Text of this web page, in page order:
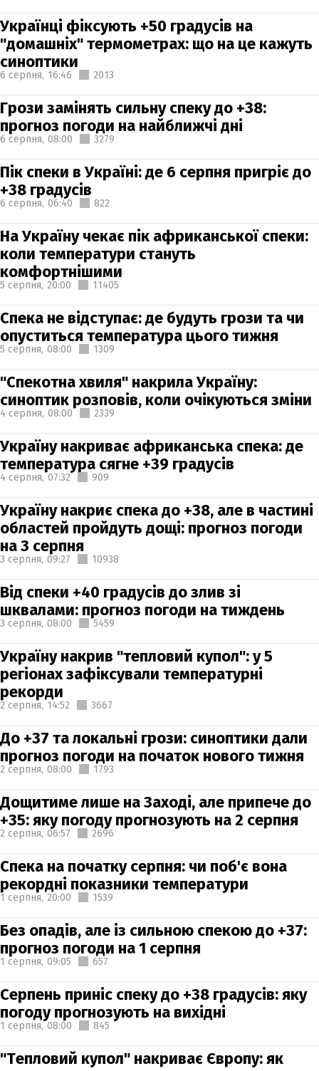
Українці фіксують +50 градусів на
"домашніх" термометрах: що на це кажуть
синоптики
6 серпня, 16:46 2013
Грози замінять сильну спеку до +38:
прогноз погоди на найближчі дні
6 серпня, 08:00 3279
Пік спеки в Україні: де 6 серпня пригріє до
+38 градусів
6 серпня, 06:40 822
На Україну чекає пік африканської спеки:
коли температури стануть
комфортнішими
5 серпня, 20:00 11405
Спека не відступає: де будуть грози та чи
опуститься температура цього тижня
5 серпня, 08:00 1309
"Спекотна хвиля" накрила Україну:
синоптик розповів, коли очікуються зміни
4 серпня, 08:00 2339
Україну накриває африканська спека: де
температура сягне +39 градусів
4 серпня, 07:32 909
Україну накриє спека до +38, але в частині
областей пройдуть дощі: прогноз погоди
на 3 серпня
3 серпня, 09:27 10938
Від спеки +40 градусів до злив зі
шквалами: прогноз погоди на тиждень
3 серпня, 08:00 5459
Україну накрив "тепловий купол": у 5
регіонах зафіксували температурні
рекорди
2 серпня, 14:52 3667
До +37 та локальні грози: синоптики дали
прогноз погоди на початок нового тижня
2 серпня, 08:00 1793
Дощитиме лише на Заході, але припече до
+35: яку погоду прогнозують на 2 серпня
2 серпня, 06:57 2696
Спека на початку серпня: чи поб'є вона
рекордні показники температури
1 серпня, 20:00 1539
Без опадів, але із сильною спекою до +37:
прогноз погоди на 1 серпня
1 серпня, 09:05 657
Серпень приніс спеку до +38 градусів: яку
погоду прогнозують на вихідні
1 серпня, 08:00 845
"Тепловий купол" накриває Європу: як